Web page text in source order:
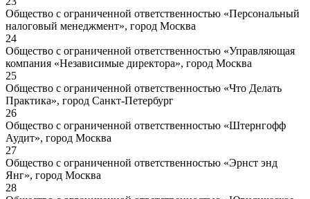
Общество с ограниченной ответственностью «Персональный
налоговый менеджмент», город Москва
24
Общество с ограниченной ответственностью «Управляющая
компания «Независимые директора», город Москва
25
Общество с ограниченной ответственностью «Что Делать
Практика», город Санкт-Петербург
26
Общество с ограниченной ответственностью «Штернгофф
Аудит», город Москва
27
Общество с ограниченной ответственностью «Эрнст энд
Янг», город Москва
28